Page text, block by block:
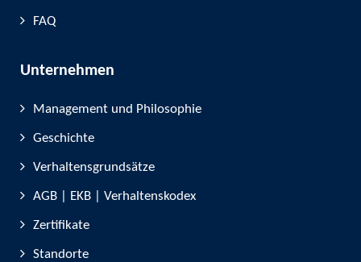
FAQ
Unternehmen
Management und Philosophie
Geschichte
Verhaltensgrundsätze
AGB | EKB | Verhaltenskodex
Zertifikate
Standorte